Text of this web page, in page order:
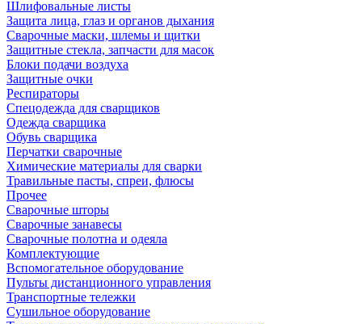
Шлифовальные листы
Защита лица, глаз и органов дыхания
Сварочные маски, шлемы и щитки
Защитные стекла, запчасти для масок
Блоки подачи воздуха
Защитные очки
Респираторы
Спецодежда для сварщиков
Одежда сварщика
Обувь сварщика
Перчатки сварочные
Химические материалы для сварки
Травильные пасты, спреи, флюсы
Прочее
Сварочные шторы
Сварочные занавесы
Сварочные полотна и одеяла
Комплектующие
Вспомогательное оборудование
Пульты дистанционного управления
Транспортные тележки
Сушильное оборудование